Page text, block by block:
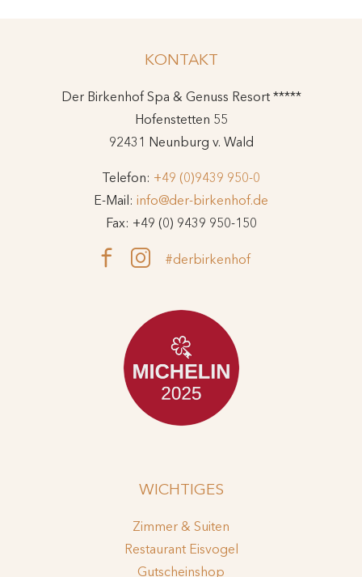
KONTAKT
Der Birkenhof Spa & Genuss Resort *****
Hofenstetten 55
92431 Neunburg v. Wald
Telefon: +49 (0)9439 950-0
E-Mail: info@der-birkenhof.de
Fax: +49 (0) 9439 950-150
#derbirkenhof
WICHTIGES
Zimmer & Suiten
Restaurant Eisvogel
Gutscheinshop